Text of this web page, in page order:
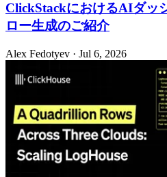
ClickStackにおけるAIダッ
ロー生成のご紹介
Alex Fedotyev · Jul 6, 2026